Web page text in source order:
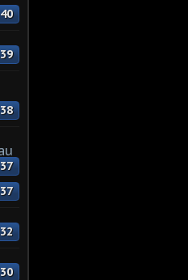
40
39
38
37
37
32
30